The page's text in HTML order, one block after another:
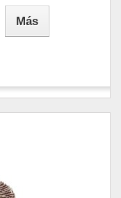
Más